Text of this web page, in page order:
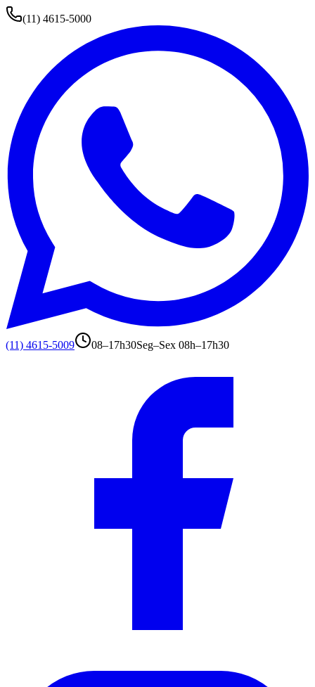
(11) 4615-5000
(11) 4615-5009 08–17h30Seg–Sex 08h–17h30